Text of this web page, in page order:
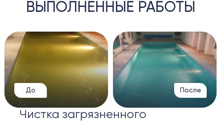
ВЫПОЛНЕННЫЕ РАБОТЫ
До После
Чистка загрязненного